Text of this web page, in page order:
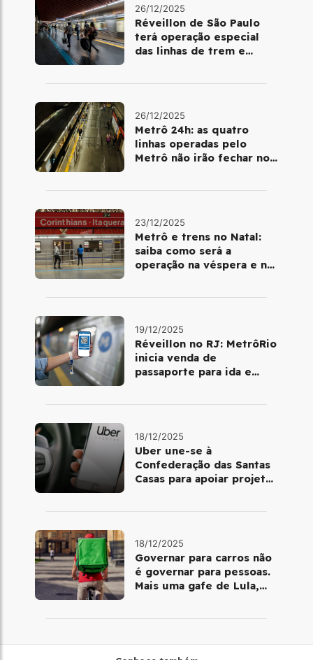
26/12/2025
Réveillon de São Paulo
terá operação especial
das linhas de trem e
26/12/2025
Metrô 24h: as quatro
linhas operadas pelo
Metrô não irão fechar no
23/12/2025
Metrô e trens no Natal:
saiba como será a
operação na véspera e no
19/12/2025
Réveillon no RJ: MetrôRio
inicia venda de
passaporte para ida e
18/12/2025
Uber une-se à
Confederação das Santas
Casas para apoiar projetos
18/12/2025
Governar para carros não
é governar para pessoas.
Mais uma gafe de Lula,